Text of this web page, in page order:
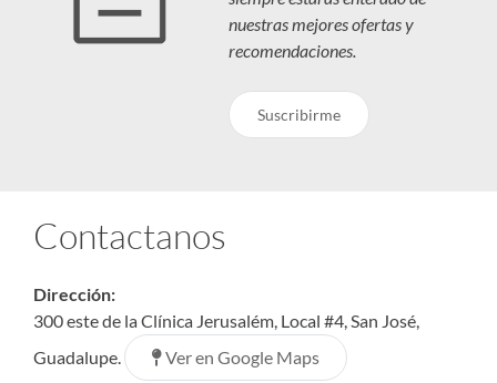
nuestras mejores ofertas y
recomendaciones.
Suscribirme
Contactanos
Dirección:
300 este de la Clínica Jerusalém, Local #4, San José,
Guadalupe.
Ver en Google Maps